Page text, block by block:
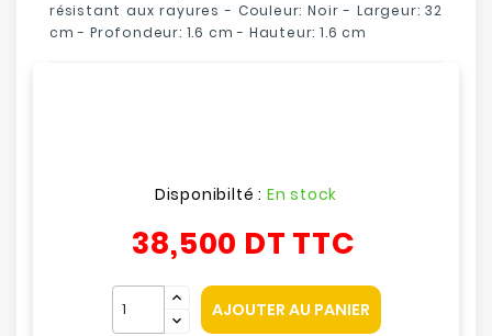
résistant aux rayures - Couleur: Noir - Largeur: 32
cm - Profondeur: 1.6 cm - Hauteur: 1.6 cm
Disponibilté : En stock
38,500 DT TTC
AJOUTER AU PANIER